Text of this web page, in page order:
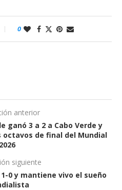
0
anterior
ganó 3 a 2 a Cabo Verde y
de final del Mundial
2026
siguiente
0 y mantiene vivo el sueño